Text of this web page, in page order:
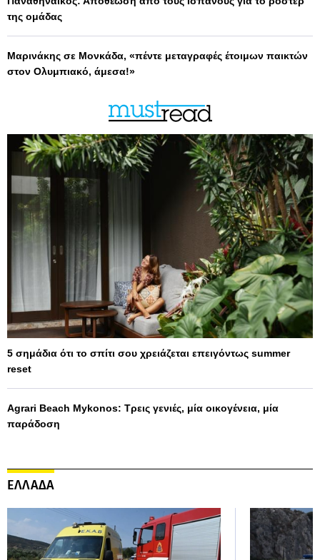
της ομάδας
Μαρινάκης σε Μονκάδα, «πέντε μεταγραφές έτοιμων παικτών
στον Ολυμπιακό, άμεσα!»
5 σημάδια ότι το σπίτι σου χρειάζεται επειγόντως summer
reset
Agrari Beach Mykonos: Τρεις γενιές, μία οικογένεια, μία
παράδοση
ΕΛΛΑΔΑ